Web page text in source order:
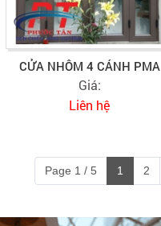
CỬA NHÔM 4 CÁNH PMA
Giá:
Liên hệ
Page 1 / 5 1 2